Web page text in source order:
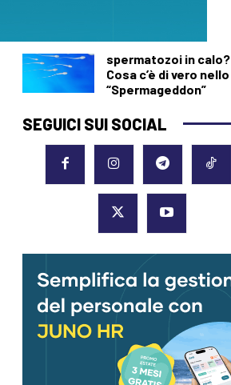
Testosterone e
spermatozoi in calo?
Cosa c’è di vero nello
“Spermageddon”
SEGUICI SUI SOCIAL